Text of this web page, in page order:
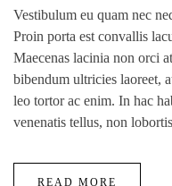
Vestibulum eu quam nec
Proin porta est convallis
Maecenas lacinia non orci
bibendum ultricies laoreet,
leo tortor ac enim. In hac
venenatis tellus, non
READ MORE